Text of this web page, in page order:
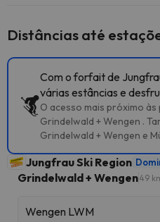
Distâncias até
Com o forfait de
várias estâncias e
O acesso mais próximo às
Grindelwald + Wengen .
Grindelwald + Wengen e
Jungfrau Ski Region
Grindelwald + Wengen49
Wengen LWM